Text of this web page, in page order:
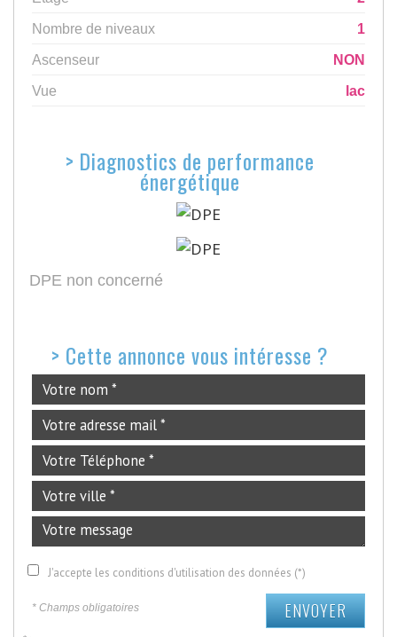
Nombre de niveaux
1
Ascenseur
NON
Vue
lac
> Diagnostics de performance
énergétique
DPE non concerné
> Cette annonce vous intéresse ?
J'accepte les conditions d'utilisation des données (*)
* Champs obligatoires ENVOYER